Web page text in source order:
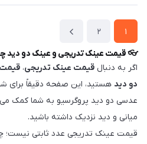
1
2
👓 قیمت عینک تدریجی و عینک دو دید
اگر به دنبال قیمت عینک تدریجی،
دو دید هستید، این صفحه دقیقاً برای
عدسی دو دید پروگرسیو به شما کمک
میانی و دید نزدیک داشته باشید.
قیمت عینک تدریجی عدد ثابتی نیست؛